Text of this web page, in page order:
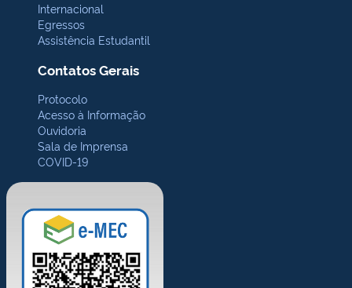
Internacional
Egressos
Assistência Estudantil
Contatos Gerais
Protocolo
Acesso à Informação
Ouvidoria
Sala de Imprensa
COVID-19